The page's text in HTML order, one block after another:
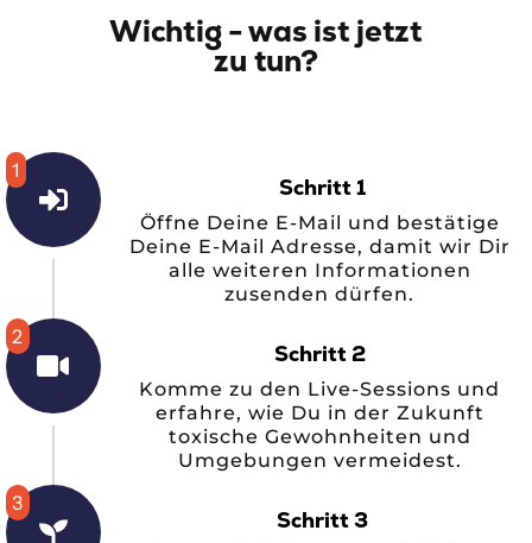
Wichtig - was ist jetzt
zu tun?
1
Schritt 1
Öffne Deine E-Mail und bestätige
Deine E-Mail Adresse, damit wir Dir
alle weiteren Informationen
zusenden dürfen.
2
Schritt 2
Komme zu den Live-Sessions und
erfahre, wie Du in der Zukunft
toxische Gewohnheiten und
Umgebungen vermeidest.
3
Schritt 3